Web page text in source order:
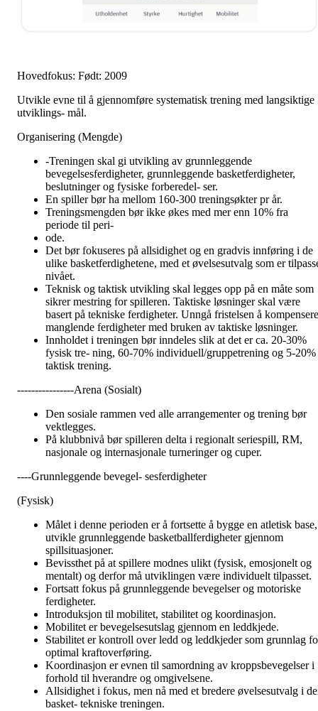
Hovedfokus: Født: 2009
Utvikle evne til å gjennomføre systematisk trening med langsiktige
utviklings- mål.
Organisering (Mengde)
-Treningen skal gi utvikling av grunnleggende
bevegelsesferdigheter, grunnleggende basketferdigheter,
beslutninger og fysiske forberedel- ser.
En spiller bør ha mellom 160-300 treningsøkter pr år.
Treningsmengden bør ikke økes med mer enn 10% fra
periode til peri-
ode.
Det bør fokuseres på allsidighet og en gradvis innføring i de
ulike basketferdighetene, med et øvelsesutvalg som er
nivået.
Teknisk og taktisk utvikling skal legges opp på en måte som
sikrer mestring for spilleren. Taktiske løsninger skal være
basert på tekniske ferdigheter. Unngå fristelsen å kompensere
manglende ferdigheter med bruken av taktiske løsninger.
Innholdet i treningen bør inndeles slik at det er ca. 20-30%
fysisk tre- ning, 60-70% individuell/gruppetrening og 5-20%
taktisk trening.
----------------Arena (Sosialt)
Den sosiale rammen ved alle arrangementer og trening bør
vektlegges.
På klubbnivå bør spilleren delta i regionalt seriespill, RM,
nasjonale og internasjonale turneringer og cuper.
----Grunnleggende bevegel- sesferdigheter
(Fysisk)
Målet i denne perioden er å fortsette å bygge en atletisk base,
utvikle grunnleggende basketballferdigheter gjennom
spillsituasjoner.
Bevissthet på at spillere modnes ulikt (fysisk, emosjonelt og
mentalt) og derfor må utviklingen være individuelt tilpasset.
Fortsatt fokus på grunnleggende bevegelser og motoriske
ferdigheter.
Introduksjon til mobilitet, stabilitet og koordinasjon.
Mobilitet er bevegelsesutslag gjennom en leddkjede.
Stabilitet er kontroll over ledd og leddkjeder som grunnlag
optimal kraftoverføring.
Koordinasjon er evnen til samordning av kroppsbevegelser i
forhold til hverandre og omgivelsene.
Allsidighet i fokus, men nå med et bredere øvelsesutvalg i
basket- tekniske treningen.